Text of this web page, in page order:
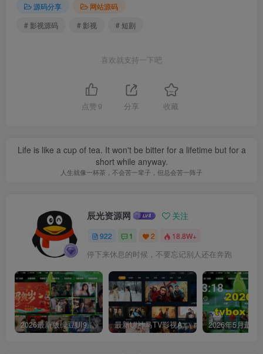
源码分享
网站源码
# 影视源码
# 影视 # 短剧
喜欢就支持一下吧
点赞 9 分享 收藏
Life is like a cup of tea. It won't be bitter for a lifetime but for a
short while anyway.
人生就像一杯茶，不会苦一辈子，但总会苦一阵子
辰光资源网 关注
922 1 2 18.8W+
停下来休息的时候，不要忘记别人还在奔跑
2026最新版绿豆UI9双端影视APP源码 最新UI神马TV影视APP源码 乐檬影视苹果CMS后台 包含前后端源码